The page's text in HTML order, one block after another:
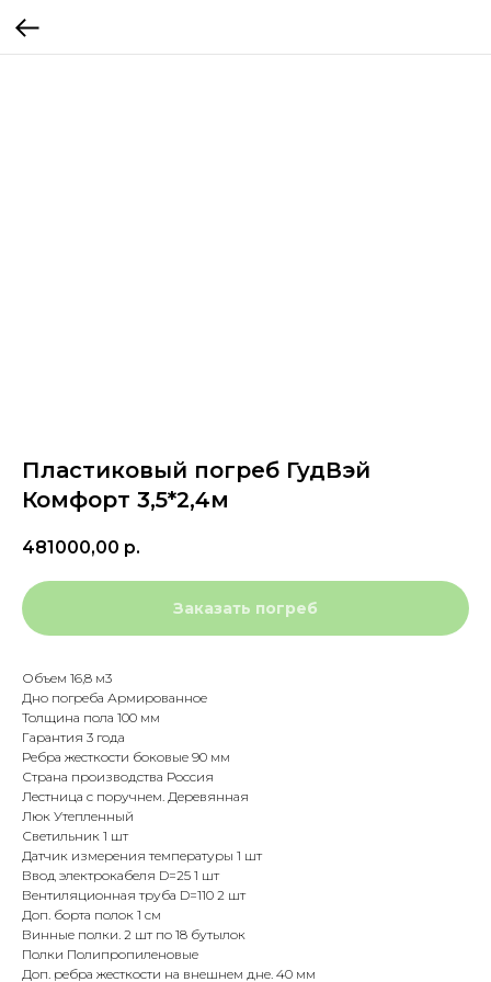
Пластиковый погреб ГудВэй
Комфорт 3,5*2,4м
481000,00 р.
Заказать погреб
Объем 16,8 м3
Дно погреба Армированное
Толщина пола 100 мм
Гарантия 3 года
Ребра жесткости боковые 90 мм
Страна производства Россия
Лестница с поручнем. Деревянная
Люк Утепленный
Светильник 1 шт
Датчик измерения температуры 1 шт
Ввод электрокабеля D=25 1 шт
Вентиляционная труба D=110 2 шт
Доп. борта полок 1 см
Винные полки. 2 шт по 18 бутылок
Полки Полипропиленовые
Доп. ребра жесткости на внешнем дне. 40 мм